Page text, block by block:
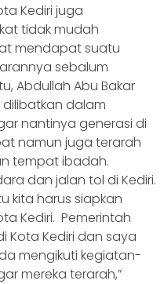
Kediri juga
tidak mudah
mendapat suatu
sebalum
Abdullah Abu Bakar
dalam
nantinya generasi di
namun juga terarah
tempat ibadah.
dan jalan tol di Kediri.
kita harus siapkan
Kediri. Pemerintah
Kota Kediri dan saya
mengikuti kegiatan-
mereka terarah,”